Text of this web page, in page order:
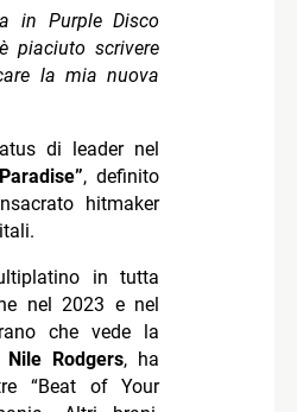
in Purple Disco
piaciuto scrivere
la mia nuova
di leader nel
, definito
hitmaker
in tutta
nel 2023 e nel
che vede la
Nile Rodgers, ha
“Beat of Your